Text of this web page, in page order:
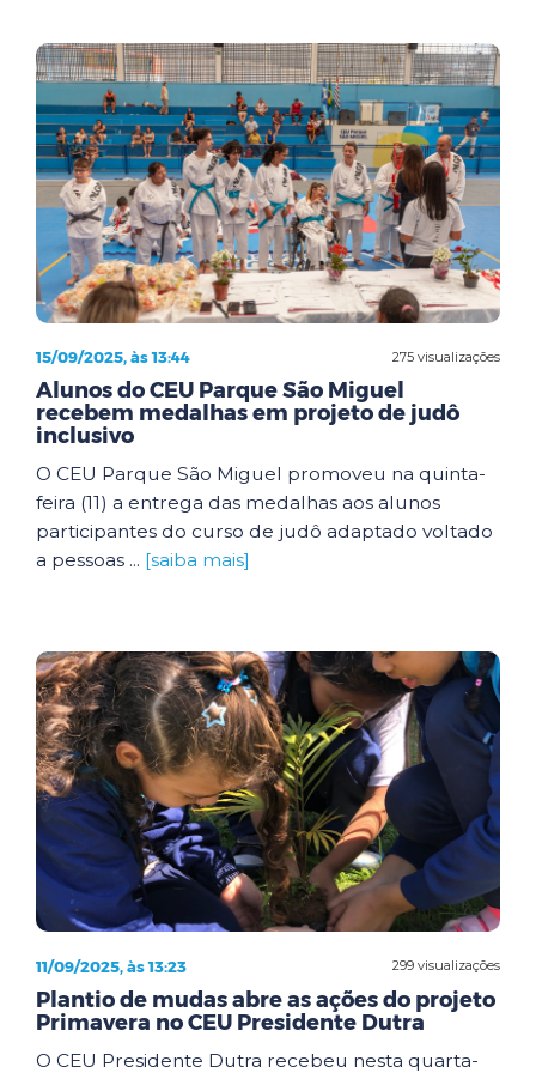
275 visualizações
15/09/2025, às 13:44
Alunos do CEU Parque São Miguel
recebem medalhas em projeto de judô
inclusivo
O CEU Parque São Miguel promoveu na quinta-
feira (11) a entrega das medalhas aos alunos
participantes do curso de judô adaptado voltado
a pessoas ... [saiba mais]
299 visualizações
11/09/2025, às 13:23
Plantio de mudas abre as ações do projeto
Primavera no CEU Presidente Dutra
O CEU Presidente Dutra recebeu nesta quarta-